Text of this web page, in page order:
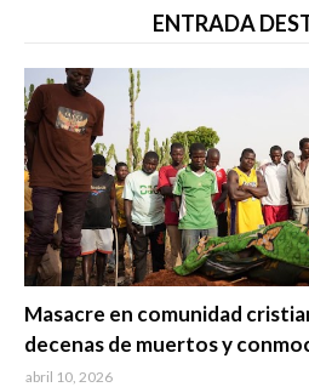
ENTRADA
Masacre en comunidad
decenas de muertos y
abril 10, 2026